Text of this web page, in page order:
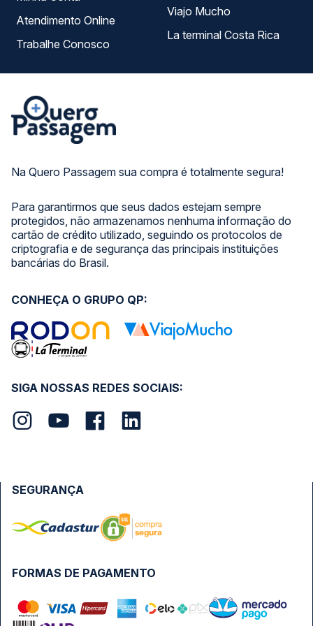
Na Quero Passagem sua compra é totalmente segura!
Para garantirmos que seus dados estejam sempre
protegidos, não armazenamos nenhuma informação do
cartão de crédito utilizado, seguindo os protocolos de
criptografia e de segurança das principais instituições
bancárias do Brasil.
Atendimento Online
Trabalhe Conosco
Viajo Mucho
La terminal Costa Rica
SIGA NOSSAS REDES SOCIAIS:
CONHEÇA O GRUPO QP:
FORMAS DE PAGAMENTO
SEGURANÇA